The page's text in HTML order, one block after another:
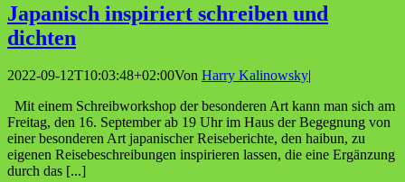
Japa­nisch inspi­riert schrei­ben und
dichten
2022-09-12T10:03:48+02:00Von Harry Kalinowsky|
Mit einem Schreibworkshop der besonderen Art kann man sich am
Freitag, den 16. September ab 19 Uhr im Haus der Begegnung von
einer besonderen Art japanischer Reiseberichte, den haibun, zu
eigenen Reisebeschreibungen inspirieren lassen, die eine Ergänzung
durch das [...]